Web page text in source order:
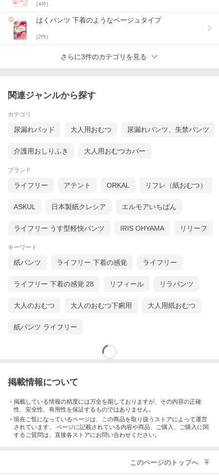
(4件)
はくパンツ 下着のようなベージュタイプ
(2件)
さらに3件のカテゴリを見る
関連ジャンルから探す
カテゴリ
尿漏れパッド 大人用おむつ 尿漏れパンツ、失禁パンツ
介護用おしりふき 大人用おむつカバー
ブランド
ライフリー アテント ORKAL リフレ（紙おむつ）
ASKUL 日本製紙クレシア エルモアいちばん
ライフリー うす型軽快パンツ IRIS OHYAMA リリーフ
キーワード
紙パンツ ライフリー 下着の感覚 ライフリー
ライフリー 下着の感覚 28 リフィール リラパンツ
大人のおむつ 大人のおむつ下痢用 大人用紙おむつ
紙パンツ ライフリー
掲載情報について
・掲載している情報の精度には万全を期しておりますが、その内容の正確
性、安全性、有用性を保証するものではありません。
・現在ご覧になっているページは、この商品を取り扱うストアによって運営
されています。 ページに記載されている内容や商品、ご購入 、ご購入に関
するご質問は、直接各ストアにお問い合わせください。
このページのトップへ